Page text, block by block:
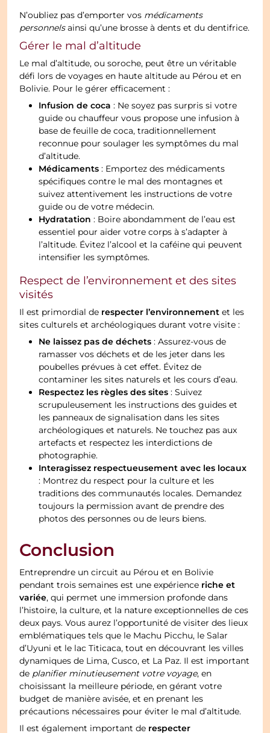
N’oubliez pas d’emporter vos médicaments
personnelsainsi qu’une brosse à dents et du dentifrice.
Gérer le mal d’altitude
Le mal d’altitude, ou soroche, peut être un véritable
défi lors de voyages en haute altitude au Pérou et en
Bolivie. Pour le gérer efficacement :
Infusion de coca : Ne soyez pas surpris si votre
guide ou chauffeur vous propose une infusion à
base de feuille de coca, traditionnellement
reconnue pour soulager les symptômes du mal
d’altitude.
Médicaments : Emportez des médicaments
spécifiques contre le mal des montagnes et
suivez attentivement les instructions de votre
guide ou de votre médecin.
Hydratation : Boire abondamment de l’eau est
essentiel pour aider votre corps à s’adapter à
l’altitude. Évitez l’alcool et la caféine qui peuvent
intensifier les symptômes.
Respect de l’environnement et des sites
visités
Il est primordial de respecter l’environnement et les
sites culturels et archéologiques durant votre visite :
Ne laissez pas de déchets : Assurez-vous de
ramasser vos déchets et de les jeter dans les
poubelles prévues à cet effet. Évitez de
contaminer les sites naturels et les cours d’eau.
Respectez les règles des sites : Suivez
scrupuleusement les instructions des guides et
les panneaux de signalisation dans les sites
archéologiques et naturels. Ne touchez pas aux
artefacts et respectez les interdictions de
photographie.
Interagissez respectueusement avec les locaux
: Montrez du respect pour la culture et les
traditions des communautés locales. Demandez
toujours la permission avant de prendre des
photos des personnes ou de leurs biens.
Conclusion
Entreprendre un circuit au Pérou et en Bolivie
pendant trois semaines est une expérience riche et
variée, qui permet une immersion profonde dans
l’histoire, la culture, et la nature exceptionnelles de ces
deux pays. Vous aurez l’opportunité de visiter des lieux
emblématiques tels que le Machu Picchu, le Salar
d’Uyuni et le lac Titicaca, tout en découvrant les villes
dynamiques de Lima, Cusco, et La Paz. Il est important
de planifier minutieusement votre voyage, en
choisissant la meilleure période, en gérant votre
budget de manière avisée, et en prenant les
précautions nécessaires pour éviter le mal d’altitude.
Il est également important de respecter